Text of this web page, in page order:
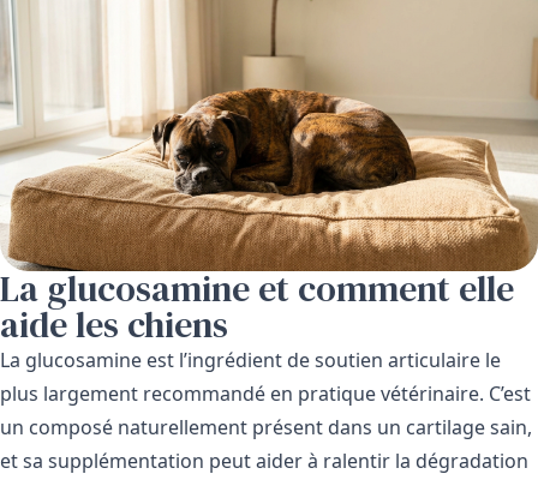
La glucosamine et comment elle
aide les chiens
La glucosamine est l’ingrédient de soutien articulaire le
plus largement recommandé en pratique vétérinaire. C’est
un composé naturellement présent dans un cartilage sain,
et sa supplémentation peut aider à ralentir la dégradation